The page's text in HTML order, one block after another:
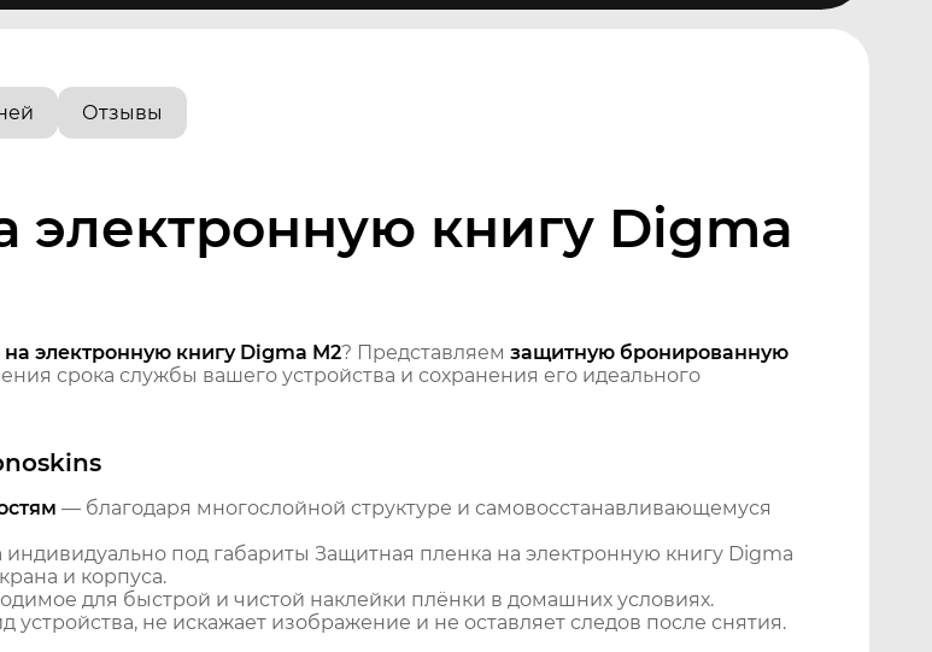
Отзывы
электронную книгу Digma
электронную книгу Digma M2? Представляем защитную бронированную
срока службы вашего устройства и сохранения его идеального
— благодаря многослойной структуре и самовосстанавливающемуся
под габариты Защитная пленка на электронную книгу Digma
и корпуса.
для быстрой и чистой наклейки плёнки в домашних условиях.
не искажает изображение и не оставляет следов после снятия.